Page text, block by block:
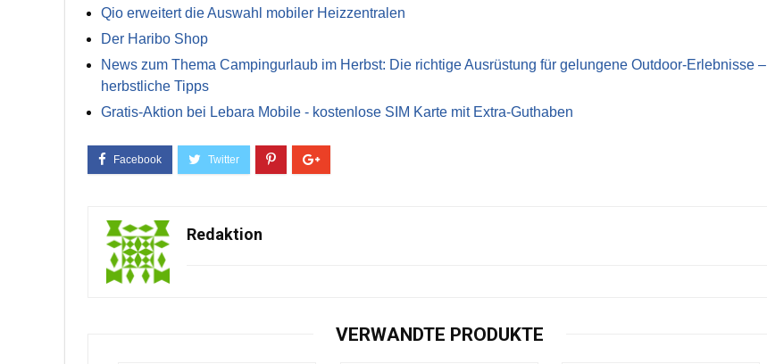
Qio erweitert die Auswahl mobiler Heizzentralen
Der Haribo Shop
News zum Thema Campingurlaub im Herbst: Die richtige Ausrüstung für gelungene Outdoor-Erlebnisse –
herbstliche Tipps
Gratis-Aktion bei Lebara Mobile - kostenlose SIM Karte mit Extra-Guthaben
Redaktion
VERWANDTE PRODUKTE